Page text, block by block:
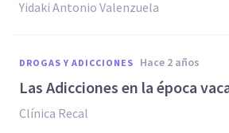
Yidaki Antonio Valenzuela
DROGAS Y ADICCIONES hace 2 años
Las Adicciones en la época
Clínica Recal